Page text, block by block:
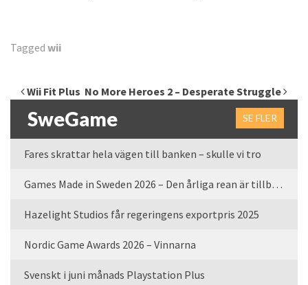
Tagged wii
Inläggsnavigering
Wii Fit Plus No More Heroes 2 – Desperate Struggle
SweGame SE FLER
Fares skrattar hela vägen till banken – skulle vi tro
Games Made in Sweden 2026 – Den årliga rean är tillbaka
Hazelight Studios får regeringens exportpris 2025
Nordic Game Awards 2026 – Vinnarna
Svenskt i juni månads Playstation Plus